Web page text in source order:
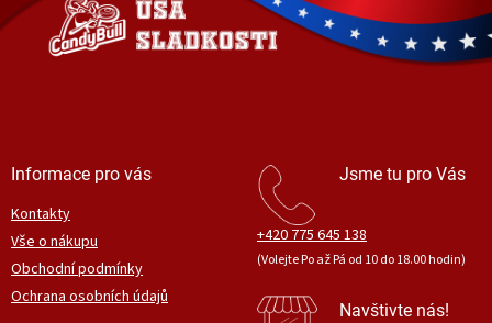
í
Informace pro vás
Kontakty
Vše o nákupu
Obchodní podmínky
Ochrana osobních údajů
Jsme tu pro Vás
+420 775 645 138
(Volejte Po až Pá od 10 do 18.00 hodin)
Navštivte nás!